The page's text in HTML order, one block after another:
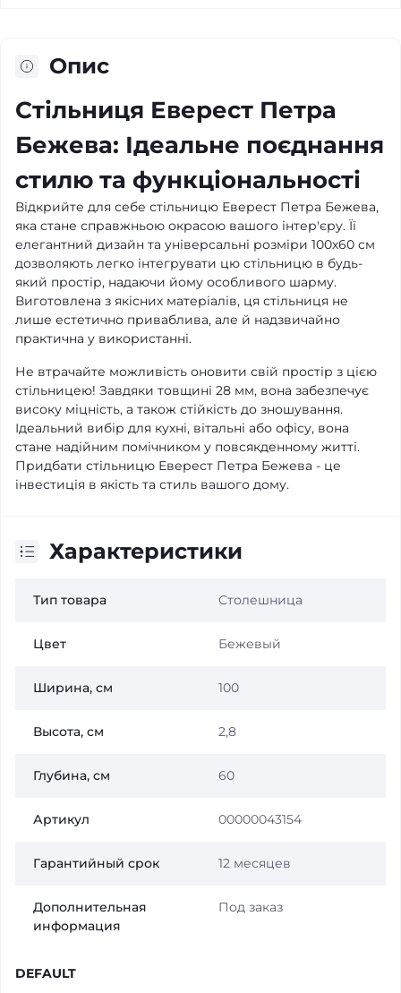
Опис
Стільниця Еверест Петра
Бежева: Ідеальне поєднання
стилю та функціональності
Відкрийте для себе стільницю Еверест Петра Бежева,
яка стане справжньою окрасою вашого інтер'єру. Її
елегантний дизайн та універсальні розміри 100х60 см
дозволяють легко інтегрувати цю стільницю в будь-
який простір, надаючи йому особливого шарму.
Виготовлена з якісних матеріалів, ця стільниця не
лише естетично приваблива, але й надзвичайно
практична у використанні.
Не втрачайте можливість оновити свій простір з цією
стільницею! Завдяки товщині 28 мм, вона забезпечує
високу міцність, а також стійкість до зношування.
Ідеальний вибір для кухні, вітальні або офісу, вона
стане надійним помічником у повсякденному житті.
Придбати стільницю Еверест Петра Бежева - це
інвестиція в якість та стиль вашого дому.
Характеристики
Тип товара Столешница
Цвет Бежевый
Ширина, см 100
Высота, см 2,8
Глубина, см 60
Артикул 00000043154
Гарантийный срок 12 месяцев
Дополнительная
информация
Под заказ
DEFAULT